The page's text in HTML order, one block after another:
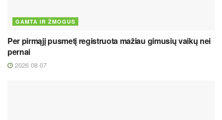
GAMTA IR ŽMOGUS
Per pirmąjį pusmetį registruota mažiau gimusių vaikų nei
pernai
2026 08 07